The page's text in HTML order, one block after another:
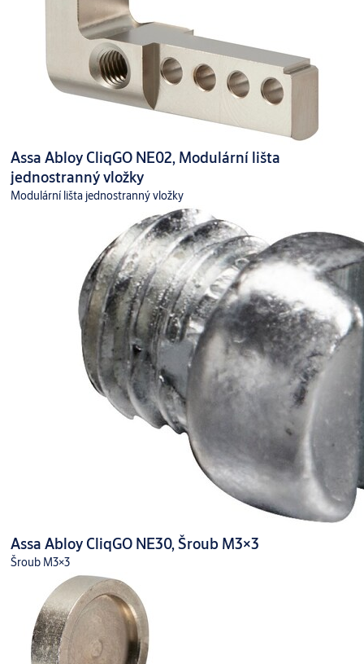
Assa Abloy CliqGO NE02, Modulární lišta
jednostranný vložky
Modulární lišta jednostranný vložky
Assa Abloy CliqGO NE30, Šroub M3×3
Šroub M3×3